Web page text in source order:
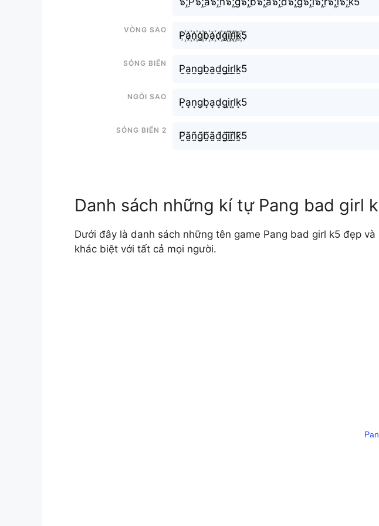
Vòng sao
P꙰a꙰n꙰g꙰b꙰a꙰d꙰g꙰i꙰r꙰l꙰k꙰5
Sóng biển
P̫a̫n̫g̫b̫a̫d̫g̫i̫r̫l̫k̫5
Ngôi sao
P͙a͙n͙g͙b͙a͙d͙g͙i͙r͙l͙k͙5
Sóng biển 2
P̰̃ã̰ñ̰g̰̃b̰̃ã̰d̰̃g̰̃ḭ̃r̰̃l̰̃k̰̃5
Danh sách những kí tự Pang bad girl
Dưới đây là danh sách những tên game Pang bad girl k5 đẹp
khác biệt với tất cả mọi người.